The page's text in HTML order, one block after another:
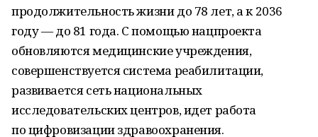
продолжительность жизни до 78 лет, а к 2036
году — до 81 года. С помощью нацпроекта
обновляются медицинские учреждения,
совершенствуется система реабилитации,
развивается сеть национальных
исследовательских центров, идет работа
по цифровизации здравоохранения.